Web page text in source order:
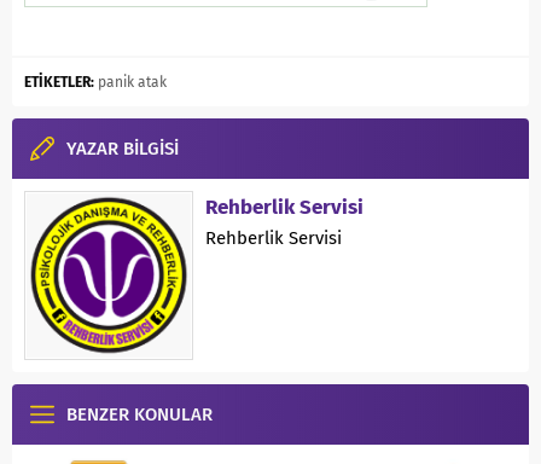
ETİKETLER: panik atak
YAZAR BİLGİSİ
Rehberlik Servisi
Rehberlik Servisi
BENZER KONULAR